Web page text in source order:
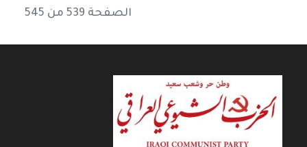
الصفحة 539 من 545